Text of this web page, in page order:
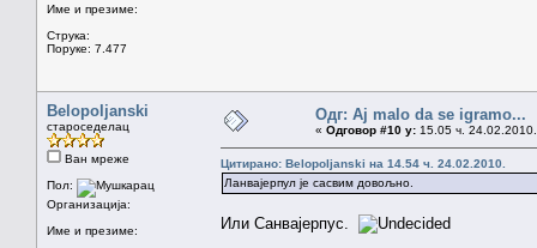
Име и презиме:
Струка:
Поруке: 7.477
Belopoljanski
староседелац
Ван мреже
Пол:
Организација:
Име и презиме:
Одг: Aj malo da se igramo...
« Одговор #10 у: 15.05 ч.
Цитирано: Belopoljanski на 14.54 ч. 24.02.2010.
Ланвајерпул је сасвим довољно.
Или Санвајерпус.